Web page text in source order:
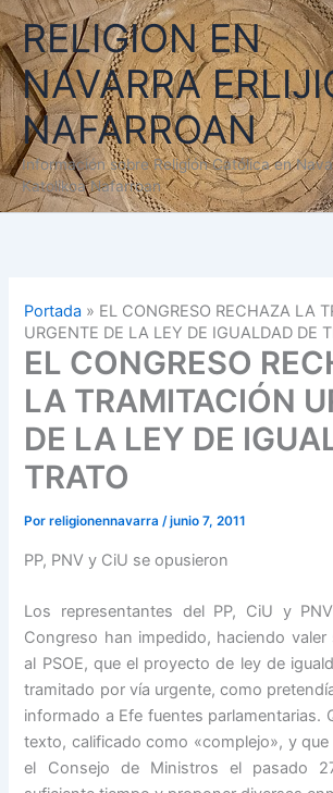
Ir
al
contenido
RELIGION EN
NAVARRA
NAFARROAN
Información sobre Religión Católica en
Katolikoa Nafarroan
Portada » EL CONGRESO RECHAZA LA
URGENTE DE LA LEY DE IGUALDAD DE
EL CONGRESO
LA TRAMITACIÓN
DE LA LEY DE
TRATO
Porreligionennavarra/junio 7, 2011
PP, PNV y CiU se opusieron
Los representantes del PP, CiU y
Congreso han impedido, haciendo valer
al PSOE, que el proyecto de ley de
tramitado por vía urgente, como
informado a Efe fuentes parlamentarias.
texto, calificado como «complejo», y
el Consejo de Ministros el pasado